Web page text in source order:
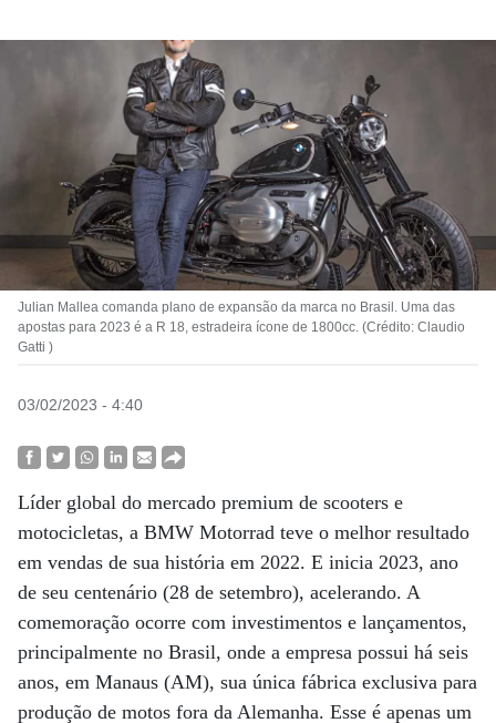
Julian Mallea comanda plano de expansão da marca no Brasil. Uma das
apostas para 2023 é a R 18, estradeira ícone de 1800cc. (Crédito: Claudio
Gatti )
03/02/2023 - 4:40
Líder global do mercado premium de scooters e
motocicletas, a BMW Motorrad teve o melhor resultado
em vendas de sua história em 2022. E inicia 2023, ano
de seu centenário (28 de setembro), acelerando. A
comemoração ocorre com investimentos e lançamentos,
principalmente no Brasil, onde a empresa possui há seis
anos, em Manaus (AM), sua única fábrica exclusiva para
produção de motos fora da Alemanha. Esse é apenas um